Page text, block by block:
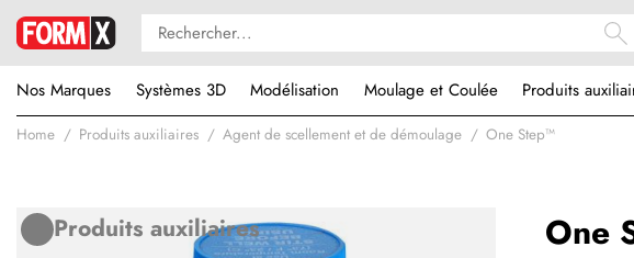
Nos Marques
Systèmes 3D Modélisation Moulage et Coulée Produits
Home Produits auxiliaires Agent de scellement et de démoulage One Step™
One
Produits auxiliaires